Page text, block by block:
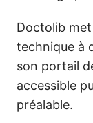
Doctolib
technique à
son portail
accessible
préalable.